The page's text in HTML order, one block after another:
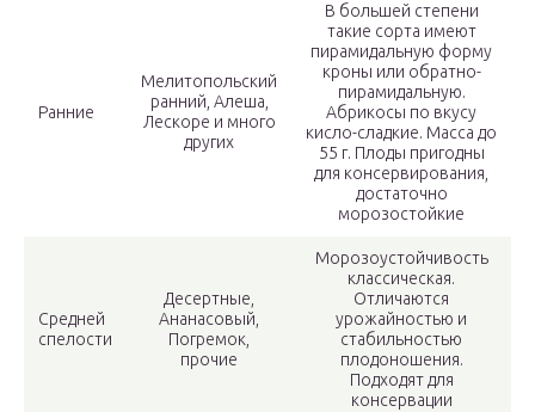
Ранние
Мелитопольский
ранний, Алеша,
Лескоре и много
других
В большей степени
такие сорта имеют
пирамидальную форму
кроны или обратно-
пирамидальную.
Абрикосы по вкусу
кисло-сладкие. Масса до
55 г. Плоды пригодны
для консервирования,
достаточно
морозостойкие
Средней
спелости
Десертные,
Ананасовый,
Погремок,
прочие
Морозоустойчивость
классическая.
Отличаются
урожайностью и
стабильностью
плодоношения.
Подходят для
консервации